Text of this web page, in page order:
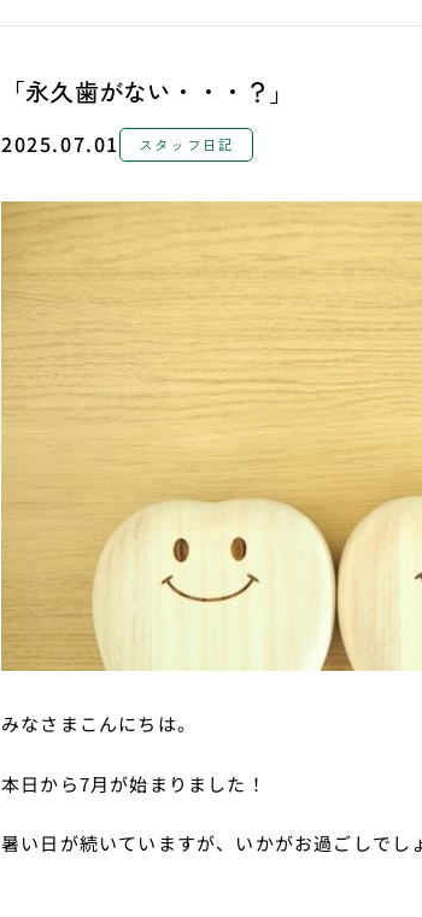
「永久歯がない・・・？」
2025.07.01 スタッフ日記
みなさまこんにちは。
本日から7月が始まりました！
暑い日が続いていますが、いかがお過ごしでし